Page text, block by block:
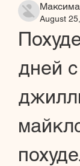
August
дней с